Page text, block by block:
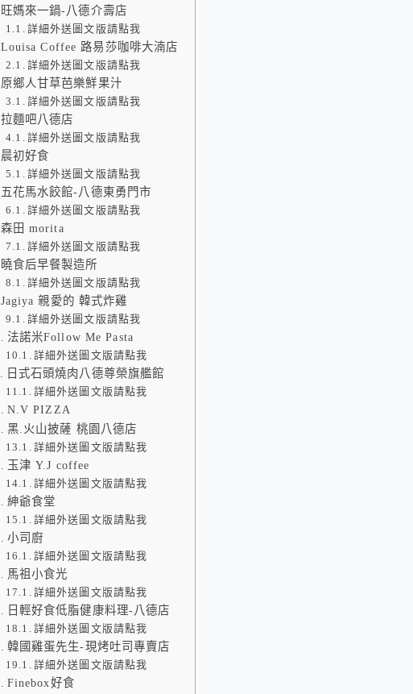
旺媽來一鍋-八德介壽店
詳細外送圖文版請點我
Louisa Coffee 路易莎咖啡大湳店
詳細外送圖文版請點我
原鄉人甘草芭樂鮮果汁
詳細外送圖文版請點我
拉麵吧八德店
詳細外送圖文版請點我
晨初好食
詳細外送圖文版請點我
五花馬水餃館-八德東勇門市
詳細外送圖文版請點我
森田 morita
詳細外送圖文版請點我
曉食后早餐製造所
詳細外送圖文版請點我
Jagiya 親愛的 韓式炸雞
詳細外送圖文版請點我
法諾米Follow Me Pasta
詳細外送圖文版請點我
日式石頭燒肉八德尊榮旗艦館
詳細外送圖文版請點我
N.V PIZZA
黑.火山披薩 桃園八德店
詳細外送圖文版請點我
玉津 Y.J coffee
詳細外送圖文版請點我
紳爺食堂
詳細外送圖文版請點我
小司廚
詳細外送圖文版請點我
馬祖小食光
詳細外送圖文版請點我
日輕好食低脂健康料理-八德店
詳細外送圖文版請點我
韓國雞蛋先生-現烤吐司專賣店
詳細外送圖文版請點我
Finebox好食